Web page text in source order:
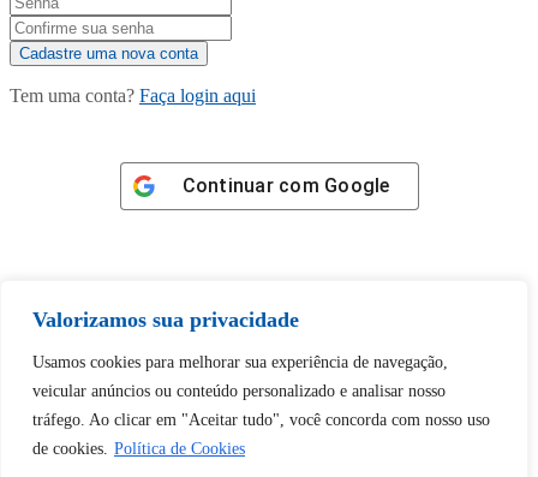
Valorizamos sua privacidade
Usamos cookies para melhorar sua experiência de navegação,
veicular anúncios ou conteúdo personalizado e analisar nosso
tráfego. Ao clicar em "Aceitar tudo", você concorda com nosso uso
de cookies. Política de Cookies
Tem uma conta? Faça login aqui
Continuar com Google
Tem certeza de que deseja
desbloquear esta publicação?
Desbloquear esquerda : 0